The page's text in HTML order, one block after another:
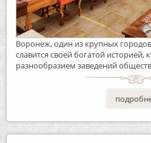
Воронеж, один из крупных
славится своей богатой
разнообразием заведений